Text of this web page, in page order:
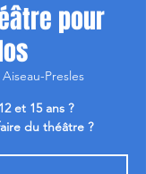
pour
Aiseau-Presles
et 15 ans ?
du théâtre ?